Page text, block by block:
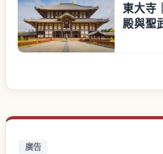
東大寺
殿與聖
廣告